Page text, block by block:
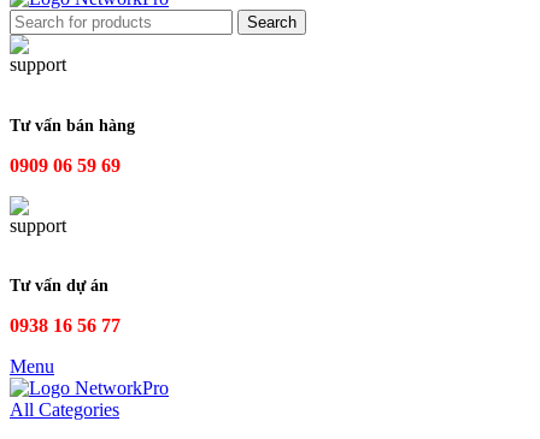
Search
Tư vấn bán hàng
0909 06 59 69
Tư vấn dự án
0938 16 56 77
Menu
All Categories